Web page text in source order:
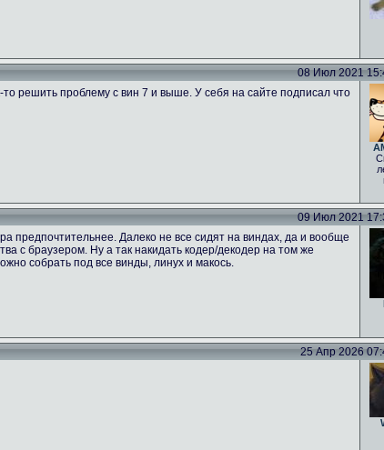
08 Июл 2021
решить проблему с вин 7 и выше. У себя на сайте подписал что
09 Июл 2021
предпочтительнее. Далеко не все сидят на виндах, да и вообще
с браузером. Ну а так накидать кодер/декодер на том же
собрать под все винды, линух и макось.
25 Апр 2026